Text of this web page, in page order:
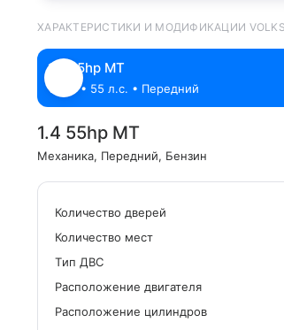
ХАРАКТЕРИСТИКИ И МОДИФИКАЦИИ
1.4 55hp MT
1.4 л. • 55 л.с. • Передний
1.4 55hp MT
Механика, Передний, Бензин
Количество дверей
Количество мест
Tип ДВС
Расположение двигателя
Расположение цилиндров